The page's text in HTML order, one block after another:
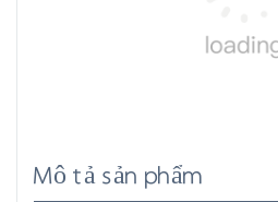
Mô tả sản phẩm